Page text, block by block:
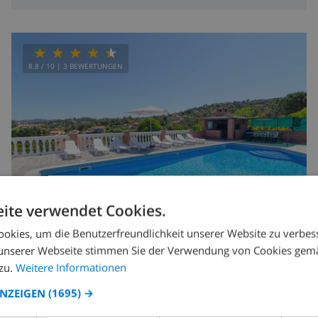
8.8 / 10 | 3 BEWERTUNGEN
17 12km
Rambla
Spanien - Costa Brava - Vidreres
verwendet Cookies.
um die Benutzerfreundlichkeit unserer Website zu
Webseite stimmen Sie der Verwendung von Cookies
Weitere Informationen
(1695) →